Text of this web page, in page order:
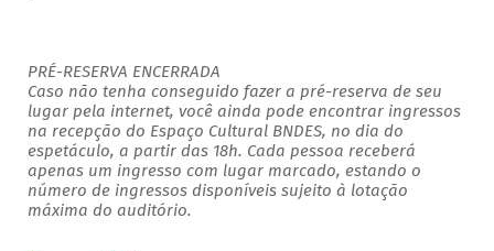
PRÉ-RESERVA ENCERRADA
Caso não tenha conseguido fazer a pré-reserva de seu
lugar pela internet, você ainda pode encontrar ingressos
na recepção do Espaço Cultural BNDES, no dia do
espetáculo, a partir das 18h. Cada pessoa receberá
apenas um ingresso com lugar marcado, estando o
número de ingressos disponíveis sujeito à lotação
máxima do auditório.